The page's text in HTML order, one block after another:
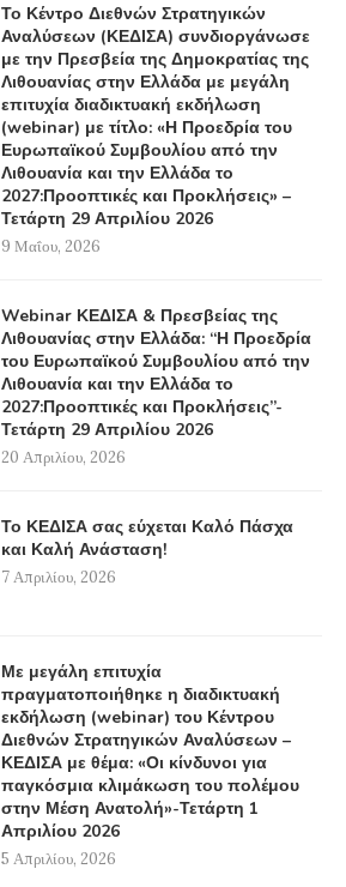
Το Κέντρο Διεθνών Στρατηγικών
Αναλύσεων (ΚΕΔΙΣΑ) συνδιοργάνωσε
με την Πρεσβεία της Δημοκρατίας της
Λιθουανίας στην Ελλάδα με μεγάλη
επιτυχία διαδικτυακή εκδήλωση
(webinar) με τίτλο: «Η Προεδρία του
Ευρωπαϊκού Συμβουλίου από την
Λιθουανία και την Ελλάδα το
2027:Προοπτικές και Προκλήσεις» –
Τετάρτη 29 Απριλίου 2026
9 Μαΐου, 2026
Webinar ΚΕΔΙΣΑ & Πρεσβείας της
Λιθουανίας στην Ελλάδα: “Η Προεδρία
του Ευρωπαϊκού Συμβουλίου από την
Λιθουανία και την Ελλάδα το
2027:Προοπτικές και Προκλήσεις”-
Τετάρτη 29 Απριλίου 2026
20 Απριλίου, 2026
Το ΚΕΔΙΣΑ σας εύχεται Καλό Πάσχα
και Καλή Ανάσταση!
7 Απριλίου, 2026
Με μεγάλη επιτυχία
πραγματοποιήθηκε η διαδικτυακή
εκδήλωση (webinar) του Κέντρου
Διεθνών Στρατηγικών Αναλύσεων –
ΚΕΔΙΣΑ με θέμα: «Οι κίνδυνοι για
παγκόσμια κλιμάκωση του πολέμου
στην Μέση Ανατολή»-Τετάρτη 1
Απριλίου 2026
5 Απριλίου, 2026